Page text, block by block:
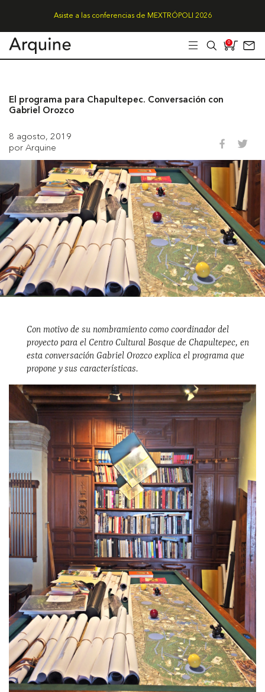
Asiste a las conferencias de MEXTRÓPOLI 2026
0
El programa para Chapultepec. Conversación con
Gabriel Orozco
8 agosto, 2019
por Arquine
Con motivo de su nombramiento como coordinador del
proyecto para el Centro Cultural Bosque de Chapultepec, en
esta conversación Gabriel Orozco explica el programa que
propone y sus características.